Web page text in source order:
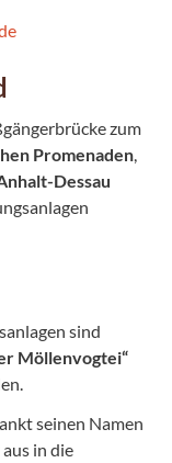
zum
Promenaden
Dessau
sind
Möllenvogtei“
seinen Namen
in die